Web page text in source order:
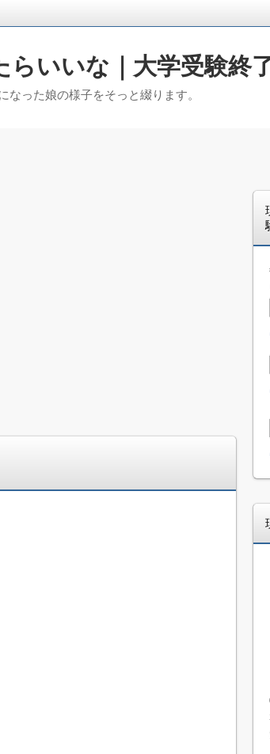
らいいな｜大学受験終
った娘の様子をそっと綴ります。